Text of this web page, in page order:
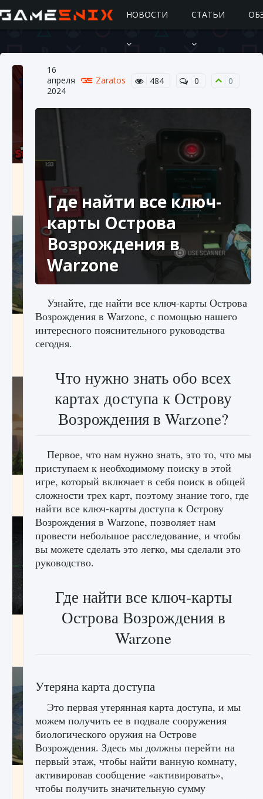
НОВОСТИ СТАТЬИ
Подробное руководство по получению
самоцветов Brawl Stars
10 августа 2024 2 685 0 1
Как исправить ошибку Palworld «Идет
сохранение мира — Невозможно начать
сохранение данных мира»
Как заработать медали лиги Clash of Clans
9 августа 2024 0 1
лицензии, лиги, команды и стадионы в EA
Как исправить ошибку Palworld EPalworld
«Идет сохранение мира — Невозможно
16
апреля
2024
Zaratos 484 0 0
Где найти все ключ-
карты Острова
Возрождения в
Warzone
Узнайте, где найти все ключ-карты Острова
Возрождения в Warzone, с помощью нашего
интересного пояснительного руководства
сегодня.
Что нужно знать обо всех
картах доступа к Острову
Возрождения в Warzone?
Первое, что нам нужно знать, это то, что мы
приступаем к необходимому поиску в этой
игре, который включает в себя поиск в общей
сложности трех карт, поэтому знание того, где
найти все ключ-карты доступа к Острову
Возрождения в Warzone, позволяет нам
провести небольшое расследование, и чтобы
вы можете сделать это легко, мы сделали это
руководство.
Где найти все ключ-карты
Острова Возрождения в
Warzone
Утеряна карта доступа
Это первая утерянная карта доступа, и мы
можем получить ее в подвале сооружения
биологического оружия на Острове
Возрождения. Здесь мы должны перейти на
первый этаж, чтобы найти ванную комнату,
активировав сообщение «активировать»,
чтобы получить значительную сумму